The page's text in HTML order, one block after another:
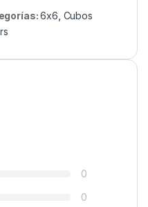
6x6, Cubos
0
0